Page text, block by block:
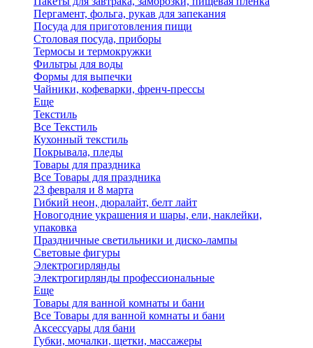
Пергамент, фольга, рукав для запекания
Посуда для приготовления пищи
Столовая посуда, приборы
Термосы и термокружки
Фильтры для воды
Формы для выпечки
Чайники, кофеварки, френч-прессы
Еще
Текстиль
Все Текстиль
Кухонный текстиль
Покрывала, пледы
Товары для праздника
Все Товары для праздника
23 февраля и 8 марта
Гибкий неон, дюралайт, белт лайт
Новогодние украшения и шары, ели, наклейки,
упаковка
Праздничные светильники и диско-лампы
Световые фигуры
Электрогирлянды
Электрогирлянды профессиональные
Еще
Товары для ванной комнаты и бани
Все Товары для ванной комнаты и бани
Аксессуары для бани
Губки, мочалки, щетки, массажеры